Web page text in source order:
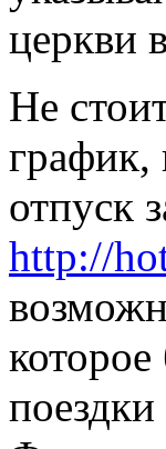
церкви
Не
график,
отпуск
http://